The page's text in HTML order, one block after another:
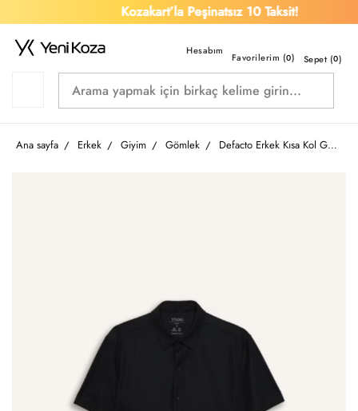
Kozakart’la Peşinatsız 10 Taksit!
Favorilerim (0) Sepet (0)
Ana sayfa Erkek Giyim Gömlek Defacto Erkek Kısa Kol Gömlek G7408AX/BK81